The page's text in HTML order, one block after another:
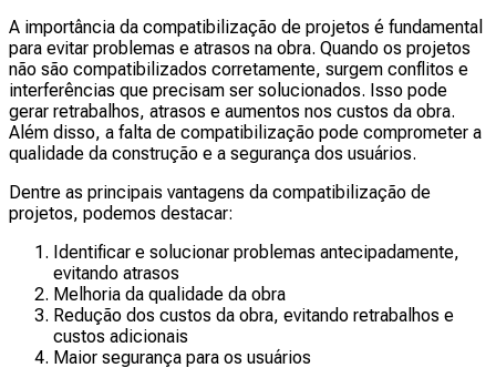
A importância da compatibilização de projetos é fundamental
para evitar problemas e atrasos na obra. Quando os projetos
não são compatibilizados corretamente, surgem conflitos e
interferências que precisam ser solucionados. Isso pode
gerar retrabalhos, atrasos e aumentos nos custos da obra.
Além disso, a falta de compatibilização pode comprometer a
qualidade da construção e a segurança dos usuários.
Dentre as principais vantagens da compatibilização de
projetos, podemos destacar:
Identificar e solucionar problemas antecipadamente,
evitando atrasos
Melhoria da qualidade da obra
Redução dos custos da obra, evitando retrabalhos e
custos adicionais
Maior segurança para os usuários